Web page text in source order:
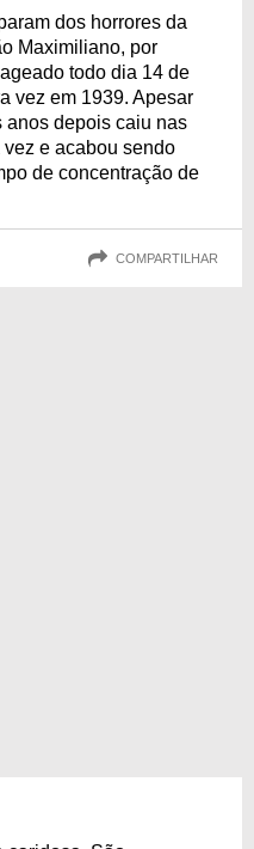
dos horrores da
Maximiliano, por
todo dia 14 de
vez em 1939. Apesar
anos depois caiu nas
e acabou sendo
de concentração de
COMPARTILHAR